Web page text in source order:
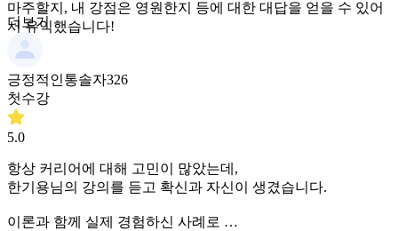
마주할지, 내 강점은 영원한지 등에 대한 대답을 얻을 수 있어
서 유익했습니다!
더보기
긍정적인통솔자326
첫수강
5.0
항상 커리어에 대해 고민이 많았는데,
한기용님의 강의를 듣고 확신과 자신이 생겼습니다.
이론과 함께 실제 경험하신 사례로